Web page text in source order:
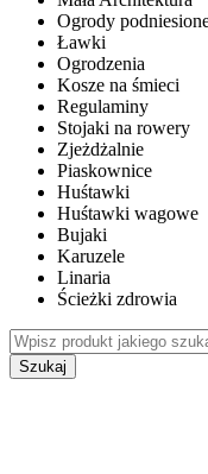
Ogrody
Ławki
Ogrodzenia
Kosze na śmieci
Regulaminy
Stojaki na rowery
Zjeżdżalnie
Piaskownice
Huśtawki
Huśtawki wagowe
Bujaki
Karuzele
Linaria
Ścieżki zdrowia
Szukaj